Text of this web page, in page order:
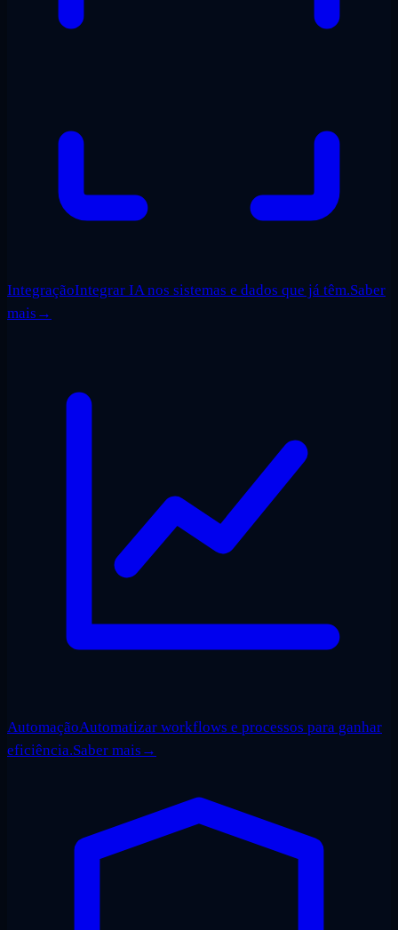
IntegraçãoIntegrar IA nos sistemas e dados que já têm.Saber
mais →
AutomaçãoAutomatizar workflows e processos para ganhar
eficiência.Saber mais →